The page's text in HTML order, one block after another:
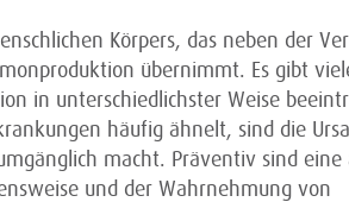
Körpers, das neben der
übernimmt. Es gibt
in unterschiedlichster Weise
häufig ähnelt, sind die
macht. Präventiv sind eine
und der Wahrnehmung von